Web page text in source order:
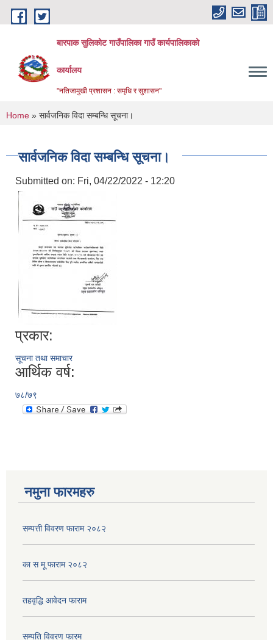
Skip to main content
बारपाक सुलिकोट गाउँपालिका गाउँ कार्यपालिकाको
कार्यालय
"नतिजामुखी प्रशासन : समृधि र सुशासन"
You are here
Home » सार्वजनिक विदा सम्बन्धि सूचना।
सार्वजनिक विदा सम्बन्धि सूचना।
Submitted on: Fri, 04/22/2022 - 12:20
प्रकार:
सूचना तथा समाचार
आर्थिक वर्ष:
७८/७९
नमुना फारमहरु
सम्पत्ती विवरण फाराम २०८२
का स मू फाराम २०८२
तहवृद्धि आवेदन फाराम
सम्पति विवरण फारम